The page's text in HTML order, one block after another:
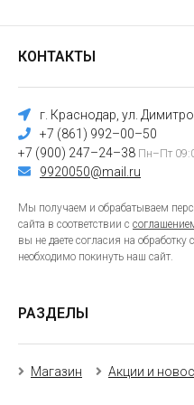
КОНТАКТЫ
г. Краснодар, ул.
+7 (861) 992–00–50
+7 (900) 247–24–38 Пн–Пт
9920050@mail.ru
Мы получаем и обрабатываем
сайта в соответствии с
вы не даете согласия на
необходимо покинуть наш сайт.
РАЗДЕЛЫ
Магазин Акции и